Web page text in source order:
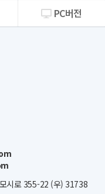
PC버전
시로 355-22 (우) 31738